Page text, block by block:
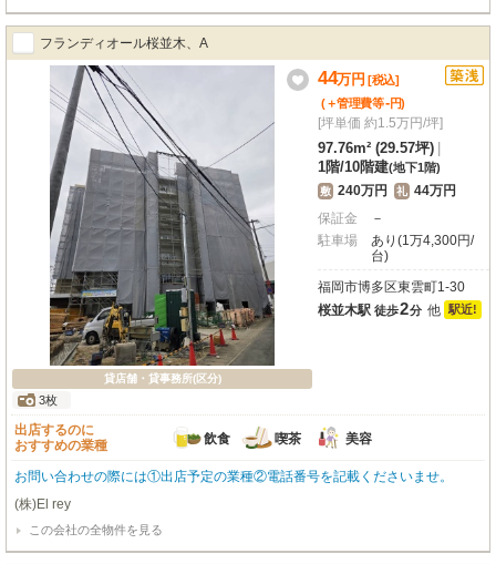
フランディオール桜並木、A
貸店舗・貸事務所(区分)
3枚
44万円 [税込]
(＋管理費等-円)
[坪単価 約1.5万円/坪]
97.76m² (29.57坪)
1階/10階建(地下1階)
敷 240万円 礼 44万円
保証金
－
駐車場
あり(1万4,300円/
台)
福岡市博多区東雲町1-30
桜並木駅 徒歩2分 他 駅近!
出店するのに
おすすめの業種
飲食 喫茶 美容
お問い合わせの際には①出店予定の業種②電話番号を記載くださいませ。
(株)El rey
この会社の全物件を見る